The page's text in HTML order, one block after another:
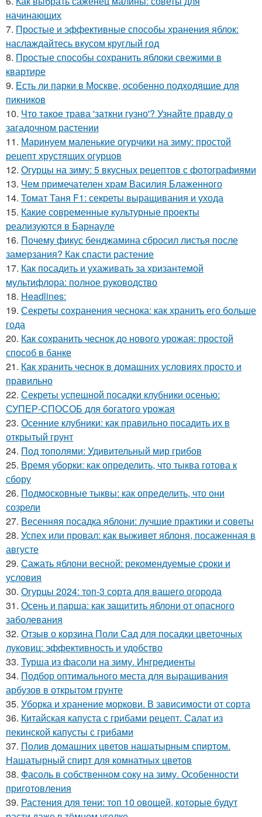
начинающих
7. Простые и эффективные способы хранения яблок:
наслаждайтесь вкусом круглый год
8. Простые способы сохранить яблоки свежими в
квартире
9. Есть ли парки в Москве, особенно подходящие для
пикников
10. Что такое трава 'заткни гузно'? Узнайте правду о
загадочном растении
11. Маринуем маленькие огурчики на зиму: простой
рецепт хрустящих огурцов
12. Огурцы на зиму: 5 вкусных рецептов с фотографиями
13. Чем примечателен храм Василия Блаженного
14. Томат Таня F1: секреты выращивания и ухода
15. Какие современные культурные проекты
реализуются в Барнауле
16. Почему фикус бенджамина сбросил листья после
замерзания? Как спасти растение
17. Как посадить и ухаживать за хризантемой
мультифлора: полное руководство
18. Headlines:
19. Секреты сохранения чеснока: как хранить его больше
года
20. Как сохранить чеснок до нового урожая: простой
способ в банке
21. Как хранить чеснок в домашних условиях просто и
правильно
22. Секреты успешной посадки клубники осенью:
СУПЕР-СПОСОБ для богатого урожая
23. Осенние клубники: как правильно посадить их в
открытый грунт
24. Под тополями: Удивительный мир грибов
25. Время уборки: как определить, что тыква готова к
сбору
26. Подмосковные тыквы: как определить, что они
созрели
27. Весенняя посадка яблони: лучшие практики и советы
28. Успех или провал: как выживет яблоня, посаженная в
августе
29. Сажать яблони весной: рекомендуемые сроки и
условия
30. Огурцы 2024: топ-3 сорта для вашего огорода
31. Осень и парша: как защитить яблони от опасного
заболевания
32. Отзыв о корзина Поли Сад для посадки цветочных
луковиц: эффективность и удобство
33. Турша из фасоли на зиму. Ингредиенты
34. Подбор оптимального места для выращивания
арбузов в открытом грунте
35. Уборка и хранение моркови. В зависимости от сорта
36. Китайская капуста с грибами рецепт. Салат из
пекинской капусты с грибами
37. Полив домашних цветов нашатырным спиртом.
Нашатырный спирт для комнатных цветов
38. Фасоль в собственном соку на зиму. Особенности
приготовления
39. Растения для тени: топ 10 овощей, которые будут